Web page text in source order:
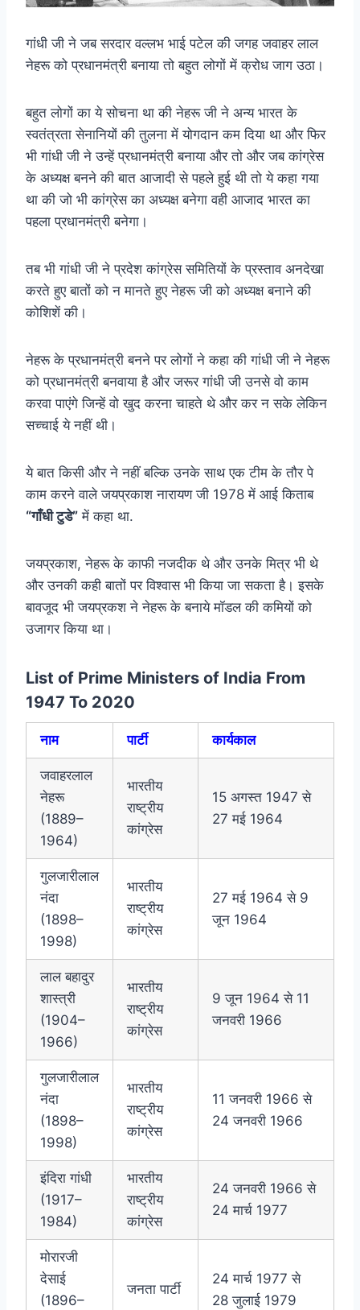
गांधी जी ने जब सरदार वल्लभ भाई पटेल की जगह जवाहर लाल
नेहरू को प्रधानमंत्री बनाया तो बहुत लोगों में क्रोध जाग उठा।
बहुत लोगों का ये सोचना था की नेहरू जी ने अन्य भारत के
स्वतंत्रता सेनानियों की तुलना में योगदान कम दिया था और फिर
भी गांधी जी ने उन्हें प्रधानमंत्री बनाया और तो और जब कांग्रेस
के अध्यक्ष बनने की बात आजादी से पहले हुई थी तो ये कहा गया
था की जो भी कांग्रेस का अध्यक्ष बनेगा वही आजाद भारत का
पहला प्रधानमंत्री बनेगा।
तब भी गांधी जी ने प्रदेश कांग्रेस समितियों के प्रस्ताव अनदेखा
करते हुए बातों को न मानते हुए नेहरू जी को अध्यक्ष बनाने की
कोशिशें की।
नेहरू के प्रधानमंत्री बनने पर लोगों ने कहा की गांधी जी ने नेहरू
को प्रधानमंत्री बनवाया है और जरूर गांधी जी उनसे वो काम
करवा पाएंगे जिन्हें वो खुद करना चाहते थे और कर न सके लेकिन
सच्चाई ये नहीं थी।
ये बात किसी और ने नहीं बल्कि उनके साथ एक टीम के तौर पे
काम करने वाले जयप्रकाश नारायण जी 1978 में आई किताब
“गाँधी टुडे” में कहा था.
जयप्रकाश, नेहरू के काफी नजदीक थे और उनके मित्र भी थे
और उनकी कही बातों पर विश्वास भी किया जा सकता है। इसके
बावजूद भी जयप्रकश ने नेहरू के बनाये मॉडल की कमियों को
उजागर किया था।
List of Prime Ministers of India From
1947 To 2020
नाम पार्टी कार्यकाल
जवाहरलाल
नेहरू
(1889–
1964)
भारतीय
राष्ट्रीय
कांग्रेस
15 अगस्त 1947 से
27 मई 1964
गुलजारीलाल
नंदा
(1898–
1998)
भारतीय
राष्ट्रीय
कांग्रेस
27 मई 1964 से 9
जून 1964
लाल बहादुर
शास्त्री
(1904–
1966)
भारतीय
राष्ट्रीय
कांग्रेस
9 जून 1964 से 11
जनवरी 1966
गुलजारीलाल
नंदा
(1898–
1998)
भारतीय
राष्ट्रीय
कांग्रेस
11 जनवरी 1966 से
24 जनवरी 1966
इंदिरा गांधी
(1917–
1984)
भारतीय
राष्ट्रीय
कांग्रेस
24 जनवरी 1966 से
24 मार्च 1977
मोरारजी
देसाई
(1896–
जनता पार्टी
24 मार्च 1977 से
28 जुलाई 1979